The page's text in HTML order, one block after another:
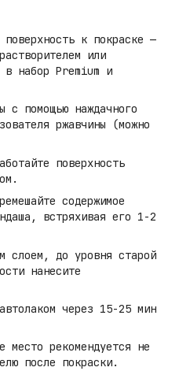
поверхность к покраске —
или
в набор Premium и
с помощью наждачного
ржавчины (можно
поверхность
содержимое
встряхивая его 1-2
слоем, до уровня старой
нанесите
через 15-25 мин
место рекомендуется не
после покраски.